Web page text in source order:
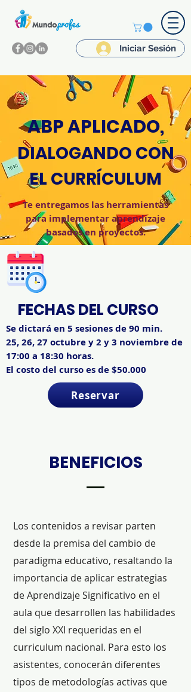
Iniciar Sesión
ABP APLICADO,
DIALOGANDO CON
EL CURRÍCULUM
Te entregamos las herramientas
para implementar aprendizaje
basados en proyectos.
FECHAS DEL CURSO
Se dictará en 5 sesiones de 90 min.
25, 26, 27 octubre y 2 y 3 noviembre de
17:00 a 18:30 horas.
El costo del curso es de $50.000
Reservar
BENEFICIOS
Los contenidos a revisar parten
desde la premisa del cambio de
paradigma educativo, resaltando la
importancia de aplicar estrategias
de Aprendizaje Significativo en el
aula que desarrollen las habilidades
del siglo XXI requeridas en el
curriculum nacional. Para esto los
asistentes, conocerán diferentes
tipos de metodologías activas que